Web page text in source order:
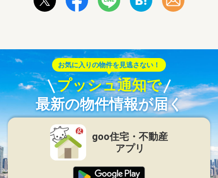
お気に入りの物件を見逃さない！
プッシュ通知で
最新の物件情報が届く
goo住宅・不動産
アプリ